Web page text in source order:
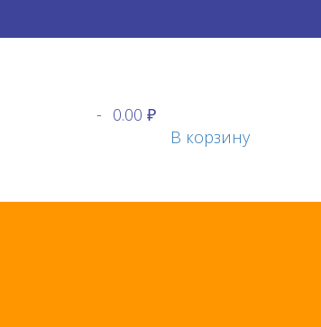
- 0.00 ₽
В корзину